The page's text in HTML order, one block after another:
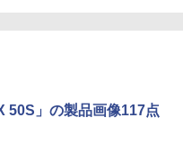
50S」の製品画像117点